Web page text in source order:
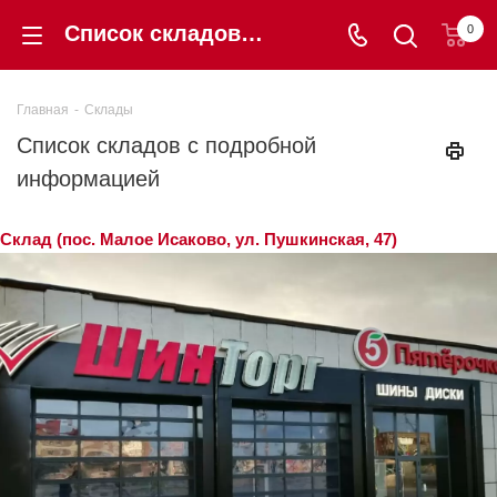
Список складов с подробной информацией 0
Главная - Склады
Список складов с подробной
информацией
Склад (пос. Малое Исаково, ул. Пушкинская, 47)